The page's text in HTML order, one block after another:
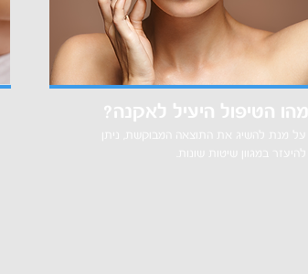
מהו הטיפול היעיל לאקנה?
על מנת להשיג את התוצאה המבוקשת, ניתן
להיעזר במגוון שיטות שונות.